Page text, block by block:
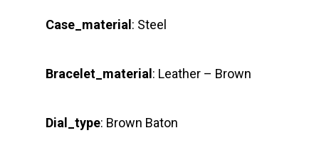
Case_material: Steel
Bracelet_material: Leather – Brown
Dial_type: Brown Baton